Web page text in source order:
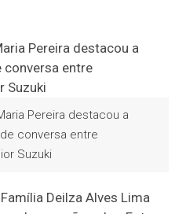
Pereira destacou a
conversa entre
Suzuki